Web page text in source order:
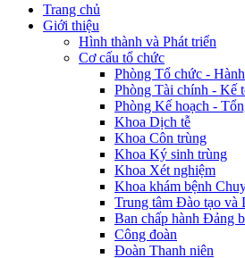
Trang chủ
Giới thiệu
Hình thành và Phát triển
Cơ cấu tổ chức
Phòng Tổ chức -
Phòng Tài chính - Kế
Phòng Kế hoạch -
Khoa Dịch tễ
Khoa Côn trùng
Khoa Ký sinh trùng
Khoa Xét nghiệm
Khoa khám bệnh
Trung tâm Đào tạo
Ban chấp hành Đảng
Công đoàn
Đoàn Thanh niên